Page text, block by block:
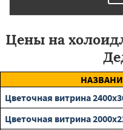
Цены на
Цветочная витрина
Цветочная витрина